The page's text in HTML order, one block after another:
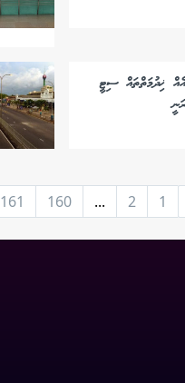
ޚިދުމަތްތައް ސިޓީ
1
2
...
160
161